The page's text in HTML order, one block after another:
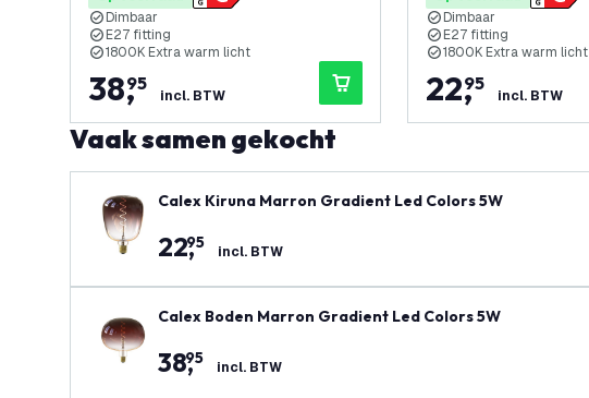
Dimbaar
E27 fitting
1800K Extra warm licht
38,
95
incl. BTW
Dimbaar
E27 fitting
1800K Extra warm licht
22,
95
incl. BTW
Vaak samen gekocht
Calex Kiruna Marron Gradient Led Colors 5W
22,
95 incl. BTW
Calex Boden Marron Gradient Led Colors 5W
38,
95 incl. BTW